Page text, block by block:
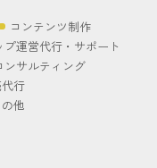
コンテンツ制作
プ運営代行・サポート
ンサルティング
行
他